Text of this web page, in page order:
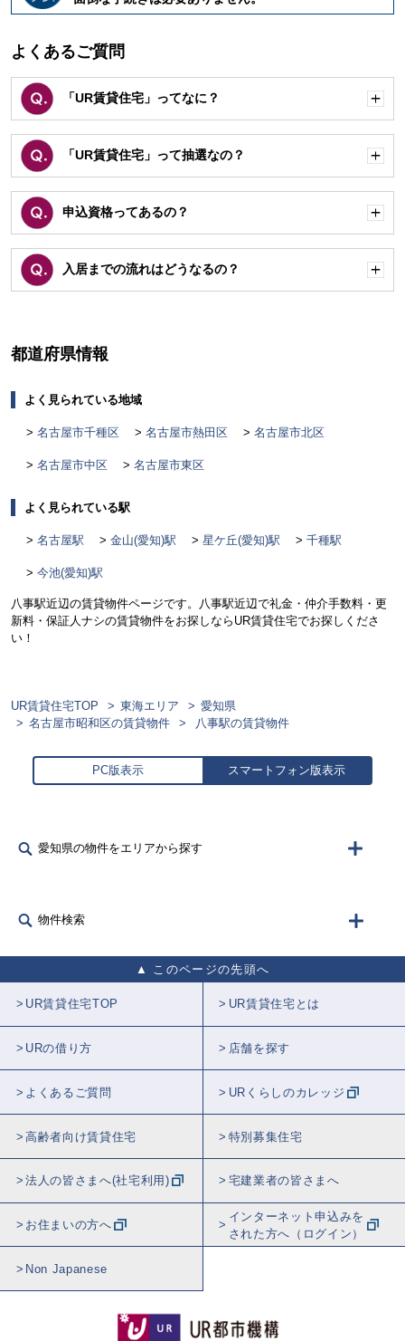
く
よくあるご質問
「UR賃貸住宅」ってなに？
く
「UR賃貸住宅」って抽選なの？
く
申込資格ってあるの？
く
入居までの流れはどうなるの？
く
都道府県情報
よく見られている地域
名古屋市千種区 名古屋市熱田区 名古屋市北区
名古屋市中区 名古屋市東区
よく見られている駅
名古屋駅 金山(愛知)駅 星ケ丘(愛知)駅 千種駅
今池(愛知)駅
八事駅近辺の賃貸物件ページです。八事駅近辺で礼金・仲介手数料・更
新料・保証人ナシの賃貸物件をお探しならUR賃貸住宅でお探しくださ
い！
UR賃貸住宅TOP 東海エリア
愛知県
名古屋市昭和区の賃貸物件
八事駅の賃貸物件
PC版表示 スマートフォン版表示
愛知県の物件をエリアから探す
物件検索
このページの先頭へ
UR賃貸住宅TOP UR賃貸住宅とは
URの借り方 店舗を探す
よくあるご質問 URくらしのカレッジ
高齢者向け賃貸住宅 特別募集住宅
法人の皆さまへ(社宅利用) 宅建業者の皆さまへ
お住まいの方へ
インターネット申込みを
された方へ（ログイン）
Non Japanese